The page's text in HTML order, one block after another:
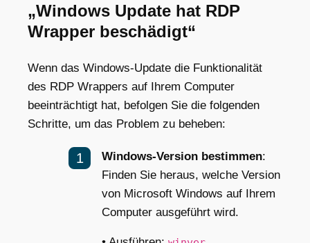
„Windows Update hat RDP
Wrapper beschädigt“
Wenn das Windows-Update die Funktionalität
des RDP Wrappers auf Ihrem Computer
beeinträchtigt hat, befolgen Sie die folgenden
Schritte, um das Problem zu beheben:
Windows-Version bestimmen:
Finden Sie heraus, welche Version
von Microsoft Windows auf Ihrem
Computer ausgeführt wird.